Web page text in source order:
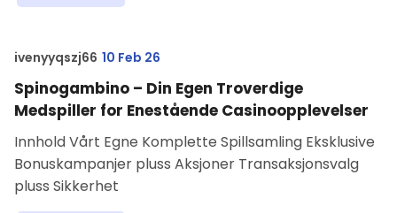
ivenyyqszj66 10 Feb 26
Spinogambino – Din Egen Troverdige
Medspiller for Enestående Casinoopplevelser
Innhold Vårt Egne Komplette Spillsamling Eksklusive
Bonuskampanjer pluss Aksjoner Transaksjonsvalg
pluss Sikkerhet